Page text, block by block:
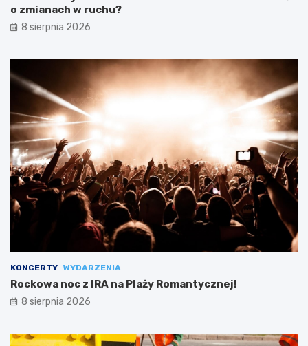
o zmianach w ruchu?
8 sierpnia 2026
KONCERTY WYDARZENIA
Rockowa noc z IRA na Plaży Romantycznej!
8 sierpnia 2026